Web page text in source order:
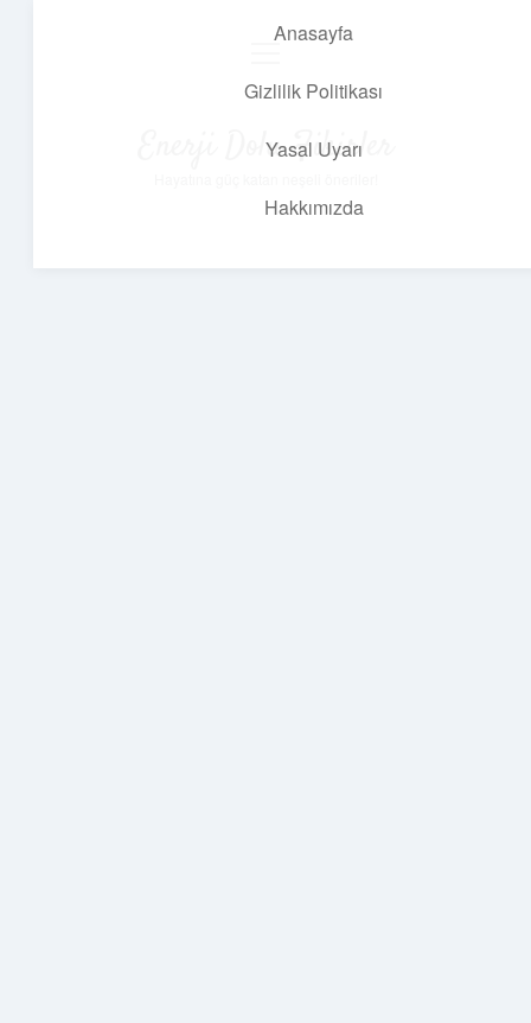
Anasayfa
Gizlilik Politikası
Yasal Uyarı
Hakkımızda
Enerji Dolu Fikirler